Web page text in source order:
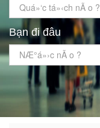
Quá»‘c tá»‹ch nÃ o ?
Bạn đi đâu
NÆ°á»›c nÃ o ?